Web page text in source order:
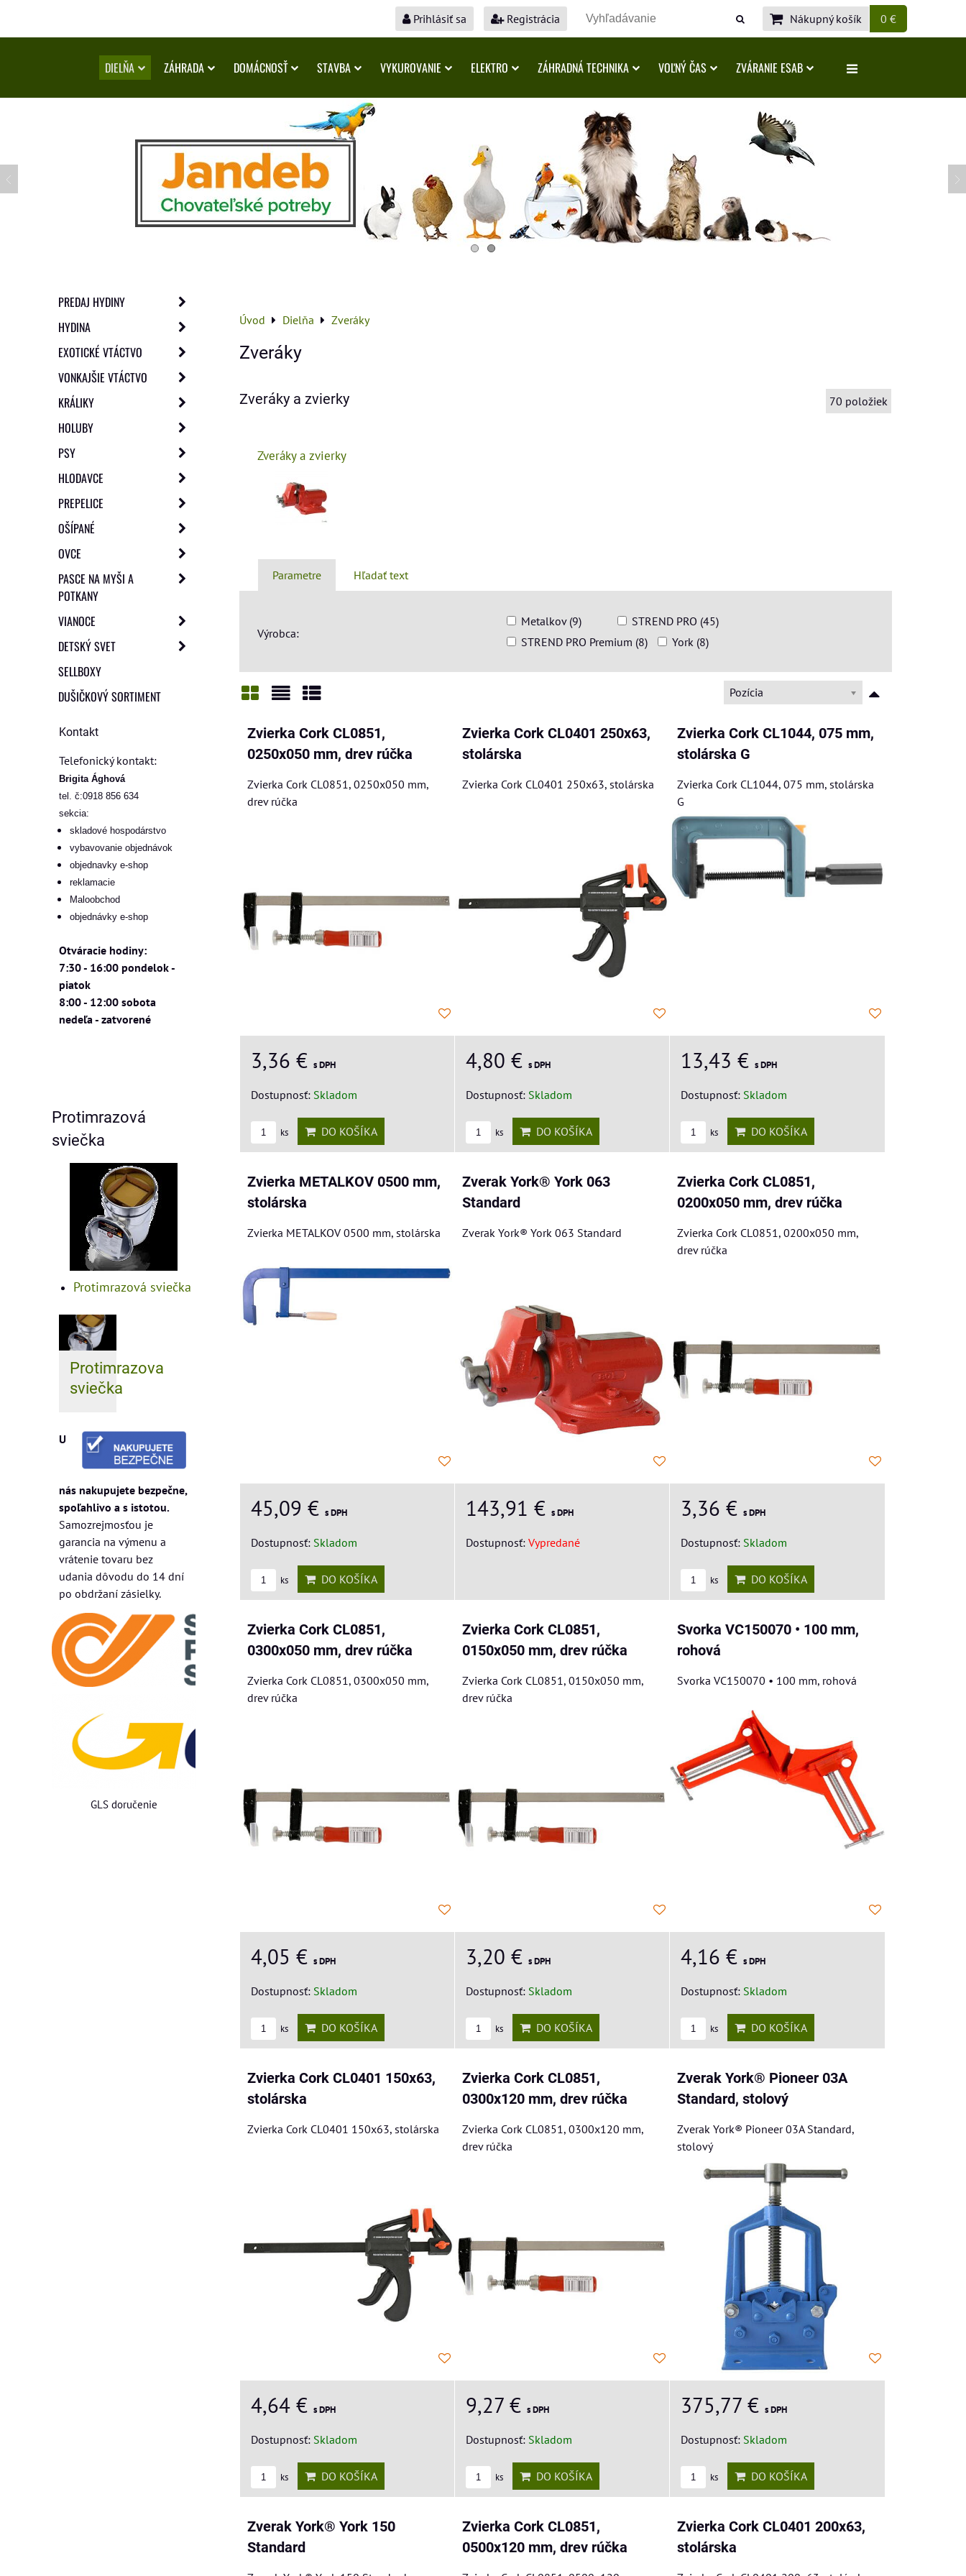
Prihlásiť sa Registrácia Nákupný košík 0 €
DIELŇA ZÁHRADA DOMÁCNOSŤ STAVBA VYKUROVANIE ELEKTRO ZÁHRADNÁ TECHNIKA VOĽNÝ ČAS ZVÁRANIE ESAB
Úvod Dielňa Zveráky
Zveráky
Zveráky a zvierky 70 položiek
Zveráky a zvierky
Parametre Hľadať text
Výrobca:
Metalkov (9)
STREND PRO (45)
STREND PRO Premium (8)
York (8)
Pozícia
Zvierka Cork CL0851,
0250x050 mm, drev rúčka
Zvierka Cork CL0851, 0250x050 mm,
drev rúčka
3,36 € s DPH
Dostupnosť: Skladom
ks DO KOŠÍKA
Zvierka Cork CL0401 250x63,
stolárska
Zvierka Cork CL0401 250x63, stolárska
4,80 € s DPH
Dostupnosť: Skladom
ks DO KOŠÍKA
Zvierka Cork CL1044, 075 mm,
stolárska G
Zvierka Cork CL1044, 075 mm, stolárska
G
13,43 €s DPH
Dostupnosť: Skladom
ks DO KOŠÍKA
Zvierka METALKOV 0500 mm,
stolárska
Zvierka METALKOV 0500 mm, stolárska
45,09 € s DPH
Dostupnosť: Skladom
ks DO KOŠÍKA
Zverak York® York 063
Standard
Zverak York® York 063 Standard
143,91 € s DPH
Dostupnosť: Vypredané
Zvierka Cork CL0851,
0200x050 mm, drev rúčka
Zvierka Cork CL0851, 0200x050 mm,
drev rúčka
3,36 €s DPH
Dostupnosť: Skladom
ks DO KOŠÍKA
Zvierka Cork CL0851,
0300x050 mm, drev rúčka
Zvierka Cork CL0851, 0300x050 mm,
drev rúčka
4,05 € s DPH
Dostupnosť: Skladom
ks DO KOŠÍKA
Zvierka Cork CL0851,
0150x050 mm, drev rúčka
Zvierka Cork CL0851, 0150x050 mm,
drev rúčka
3,20 € s DPH
Dostupnosť: Skladom
ks DO KOŠÍKA
Svorka VC150070 • 100 mm,
rohová
Svorka VC150070 • 100 mm, rohová
4,16 €s DPH
Dostupnosť: Skladom
ks DO KOŠÍKA
Zvierka Cork CL0401 150x63,
stolárska
Zvierka Cork CL0401 150x63, stolárska
4,64 € s DPH
Dostupnosť: Skladom
ks DO KOŠÍKA
Zvierka Cork CL0851,
0300x120 mm, drev rúčka
Zvierka Cork CL0851, 0300x120 mm,
drev rúčka
9,27 € s DPH
Dostupnosť: Skladom
ks DO KOŠÍKA
Zverak York® Pioneer 03A
Standard, stolový
Zverak York® Pioneer 03A Standard,
stolový
375,77 €s DPH
Dostupnosť: Skladom
ks DO KOŠÍKA
Zverak York® York 150
Standard
Zvierka Cork CL0851,
0500x120 mm, drev rúčka
Zvierka Cork CL0401 200x63,
stolárska
PREDAJ HYDINY
HYDINA
EXOTICKÉ VTÁCTVO
VONKAJŠIE VTÁCTVO
KRÁLIKY
HOLUBY
PSY
HLODAVCE
PREPELICE
OŠÍPANÉ
OVCE
PASCE NA MYŠI A
POTKANY
VIANOCE
DETSKÝ SVET
SELLBOXY
DUŠIČKOVÝ SORTIMENT
Kontakt
Telefonický kontakt:
Brigita Ághová
tel. č:0918 856 634
sekcia:
skladové hospodárstvo
vybavovanie objednávok
objednavky e-shop
reklamacie
Maloobchod
objednávky e-shop
Otváracie hodiny:
7:30 - 16:00 pondelok -
piatok
8:00 - 12:00 sobota
nedeľa - zatvorené
Protimrazová
sviečka
Protimrazová sviečka
Protimrazova
sviečka
U
nás nakupujete bezpečne,
spoľahlivo a s istotou.
Samozrejmosťou je
garancia na výmenu a
vrátenie tovaru bez
udania dôvodu do 14 dní
po obdržaní zásielky.
GLS doručenie